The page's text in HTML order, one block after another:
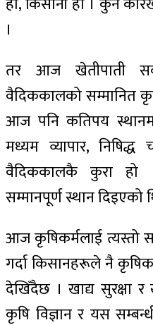
।
तर आज खेतीपाती
वैदिककालको सम्मानित
आज पनि कतिपय
मध्यम व्यापार, निषिद्ध
वैदिककालकै कुरा हो
सम्मानपूर्ण स्थान दिइएको
आज कृषिकर्मलाई त्यस्तो
गर्दा किसानहरूले नै
देखिँदैछ । खाद्य सुरक्षा र
कृषि विज्ञान र यस